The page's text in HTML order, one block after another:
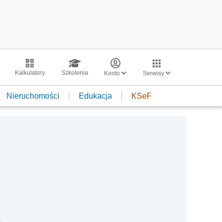
Kalkulatory Szkolenia Konto Serwisy
Nieruchomości Edukacja KSeF